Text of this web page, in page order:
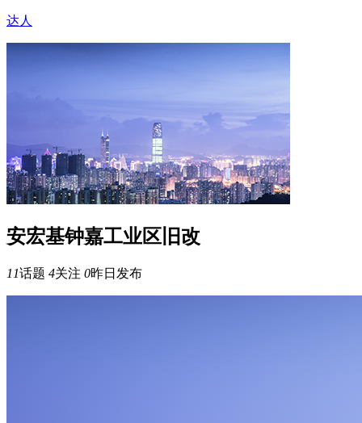
达人
安宏基钟嘉工业区旧改
11话题 4关注 0昨日发布